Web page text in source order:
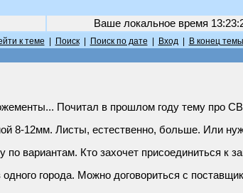
Ваше локальное время
к теме Поиск| Поиск по дате Вход| В конец темы
Почитал в прошлом году тему про
8-12мм. Листы, естественно, больше. Или
вариантам. Кто захочет присоединиться к
города. Можно договориться с